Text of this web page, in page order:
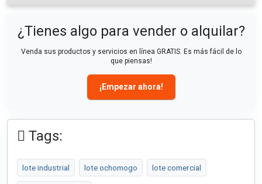
¿Tienes algo para vender o alquilar?
Venda sus productos y servicios en línea GRATIS. Es más fácil de lo
que piensas!
¡Empezar ahora!
Tags:
lote industrial lote ochomogo lote comercial